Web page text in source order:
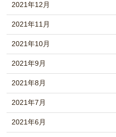
2021年12月
2021年11月
2021年10月
2021年9月
2021年8月
2021年7月
2021年6月